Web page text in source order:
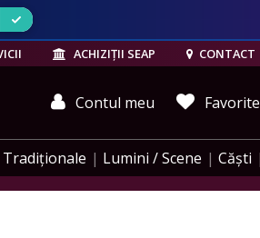
ACHIZIȚII SEAP CONTACT
Contul meu Favorite
Tradiționale Lumini / Scene Căști